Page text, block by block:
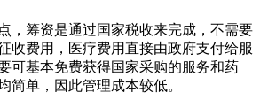
，筹资是通过国家税收来完成，不需要
收费用，医疗费用直接由政府支付给服
可基本免费获得国家采购的服务和药
简单，因此管理成本较低。